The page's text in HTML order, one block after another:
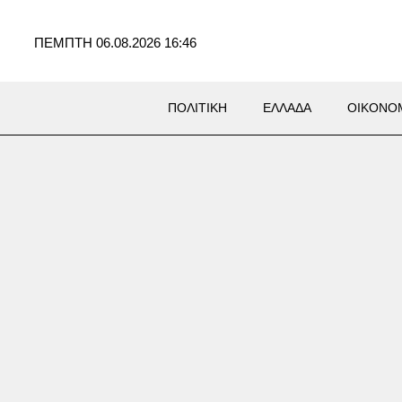
ΠΕΜΠΤΗ 06.08.2026 16:46
ΠΟΛΙΤΙΚΗ ΕΛΛΑΔΑ